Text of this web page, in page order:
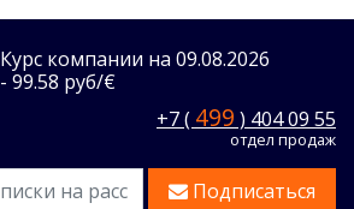
Курс компании на 09.08.2026
- 99.58 руб/€
+7 ( 499 ) 404 09 55
отдел продаж
Подписаться